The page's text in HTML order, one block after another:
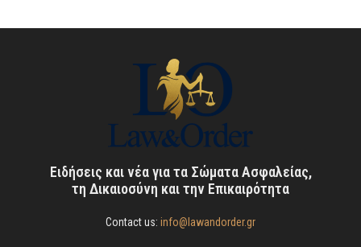
Ειδήσεις και νέα για τα Σώματα Ασφαλείας,
τη Δικαιοσύνη και την Επικαιρότητα
Contact us: info@lawandorder.gr